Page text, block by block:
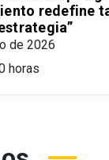
redefine
de 2026
horas